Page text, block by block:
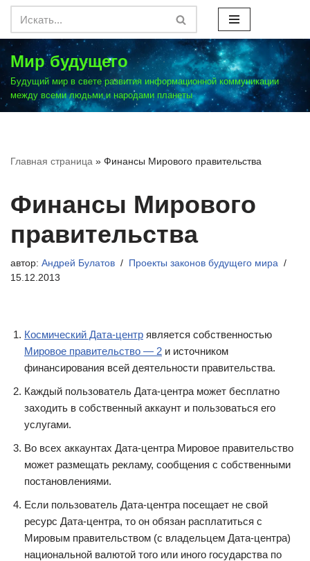
Перейти
к
содержимому
Мир будущего
Будущий мир в свете развития информационной коммуникации
между всеми людьми и народами планеты
Главная страница » Финансы Мирового правительства
Финансы Мирового
правительства
автор: Андрей Булатов
Проекты законов будущего мира
15.12.2013
Космический Дата-центр является собственностью
Мировое правительство — 2 и источником
финансирования всей деятельности правительства.
Каждый пользователь Дата-центра может бесплатно
заходить в собственный аккаунт и пользоваться его
услугами.
Во всех аккаунтах Дата-центра Мировое правительство
может размещать рекламу, сообщения с собственными
постановлениями.
Если пользователь Дата-центра посещает не свой
ресурс Дата-центра, то он обязан расплатиться с
Мировым правительством (с владельцем Дата-центра)
национальной валютой того или иного государства по